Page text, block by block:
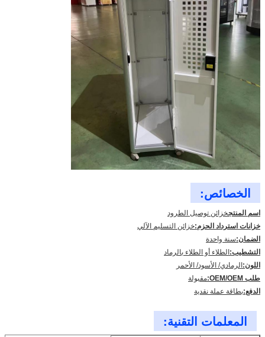
الخصائص:
اسم المنتجخزائن توصيل الطرود
خزانات استرداد الحزم:خزائن التسليم الآلي
الضمان:سنة واحدة
التشطيب: الطلاء أو الطلاء بالرماد
اللون: الرمادي/ الأسود/ الأحمر
طلب OEM/OEM:
مقبولة
الدفع:بطاقة عملة نقدية
المعلمات التقنية: